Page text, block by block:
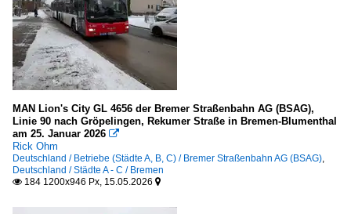
MAN Lion's City GL 4656 der Bremer Straßenbahn AG (BSAG),
Linie 90 nach Gröpelingen, Rekumer Straße in Bremen-Blumenthal
am 25. Januar 2026 
Rick Ohm
Deutschland / Betriebe (Städte A, B, C) / Bremer Straßenbahn AG (BSAG)
Deutschland / Städte A - C / Bremen
 184 1200x946 Px, 15.05.2026 